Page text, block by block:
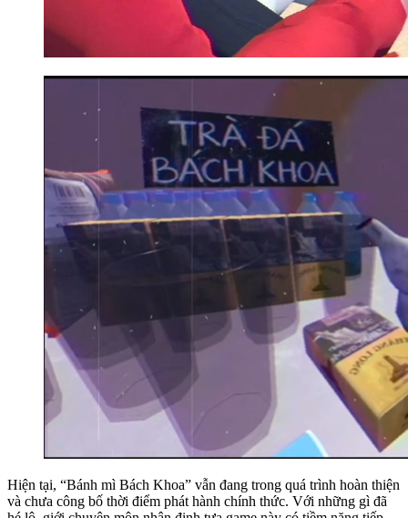
Hiện tại, “Bánh mì Bách Khoa” vẫn đang trong quá trình hoàn thiện
và chưa công bố thời điểm phát hành chính thức. Với những gì đã